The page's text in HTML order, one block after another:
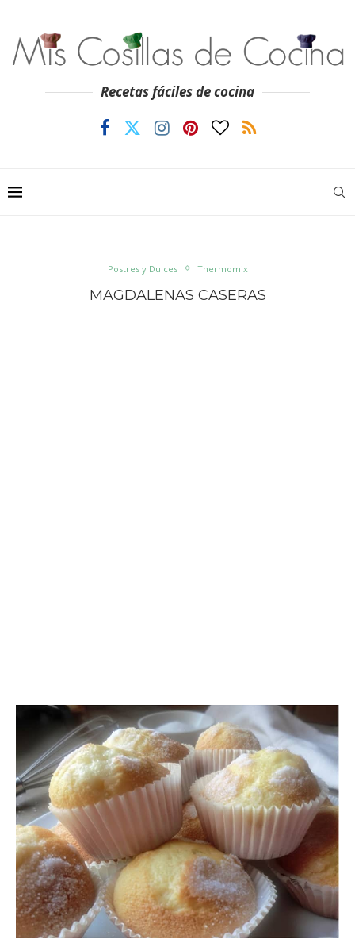
Recetas fáciles de cocina
Postres y Dulces Thermomix
MAGDALENAS CASERAS